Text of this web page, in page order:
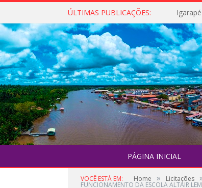
ÚLTIMAS PUBLICAÇÕES:
PÁGINA INICIAL
VOCÊ ESTÁ EM: Home » Licitações
FUNCIONAMENTO DA ESCOLA ALTAIR